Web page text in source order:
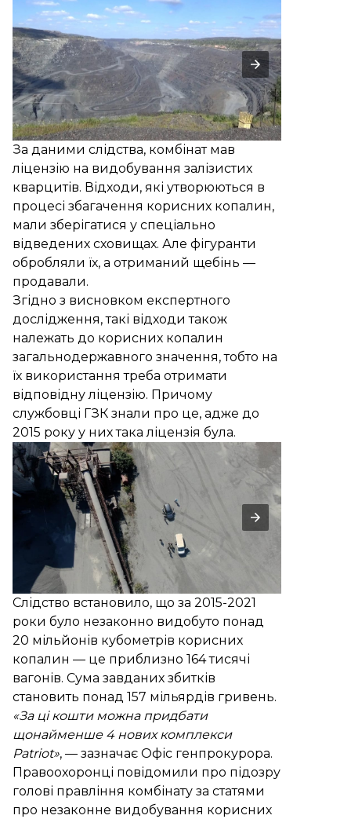
За даними слідства, комбінат мав
ліцензію на видобування залізистих
кварцитів. Відходи, які утворюються в
процесі збагачення корисних копалин,
мали зберігатися у спеціально
відведених сховищах. Але фігуранти
обробляли їх, а отриманий щебінь —
продавали.
Згідно з висновком експертного
дослідження, такі відходи також
належать до корисних копалин
загальнодержавного значення, тобто на
їх використання треба отримати
відповідну ліцензію. Причому
службовці ГЗК знали про це, адже до
2015 року у них така ліцензія була.
Слідство встановило, що за 2015-2021
роки було незаконно видобуто понад
20 мільйонів кубометрів корисних
копалин — це приблизно 164 тисячі
вагонів. Сума завданих збитків
становить понад 157 мільярдів гривень.
«За ці кошти можна придбати
щонайменше 4 нових комплекси
Patriot», — зазначає Офіс генпрокурора.
Правоохоронці повідомили про підозру
голові правління комбінату за статями
про незаконне видобування корисних